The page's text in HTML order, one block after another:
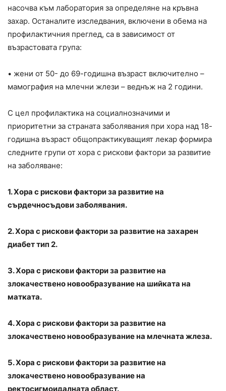
насочва към лаборатория за определяне на кръвна
захар. Останалите изследвания, включени в обема на
профилактичния преглед, са в зависимост от
възрастовата група:
• жени от 50- до 69-годишна възраст включително –
мамография на млечни жлези – веднъж на 2 години.
С цел профилактика на социалнозначими и
приоритетни за страната заболявания при хора над 18-
годишна възраст общопрактикуващият лекар формира
следните групи от хора с рискови фактори за развитие
на заболяване:
1. Хора с рискови фактори за развитие на
сърдечносъдови заболявания.
2. Хора с рискови фактори за развитие на захарен
диабет тип 2.
3. Хора с рискови фактори за развитие на
злокачествено новообразувание на шийката на
матката.
4. Хора с рискови фактори за развитие на
злокачествено новообразувание на млечната жлеза.
5. Хора с рискови фактори за развитие на
злокачествено новообразувание на
ректосигмоидалната област.